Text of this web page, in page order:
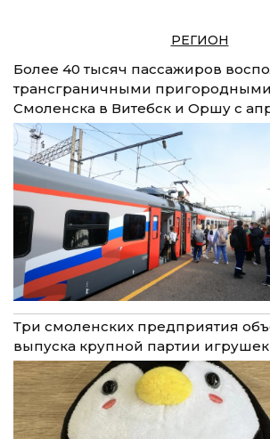
РЕГИОН
Более 40 тысяч пассажиров
трансграничными
Смоленска в Витебск и Оршу с
Три смоленских предприятия
выпуска крупной партии игрушек